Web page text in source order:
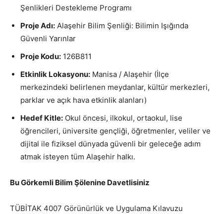
Şenlikleri Destekleme Programı
Proje Adı: Alaşehir Bilim Şenliği: Bilimin Işığında
Güvenli Yarınlar
Proje Kodu: 126B811
Etkinlik Lokasyonu: Manisa / Alaşehir (İlçe
merkezindeki belirlenen meydanlar, kültür merkezleri,
parklar ve açık hava etkinlik alanları)
Hedef Kitle: Okul öncesi, ilkokul, ortaokul, lise
öğrencileri, üniversite gençliği, öğretmenler, veliler ve
dijital ile fiziksel dünyada güvenli bir geleceğe adım
atmak isteyen tüm Alaşehir halkı.
Bu Görkemli Bilim Şölenine Davetlisiniz
TÜBİTAK 4007 Görünürlük ve Uygulama Kılavuzu